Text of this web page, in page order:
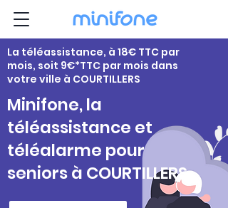
La téléassistance, à 18€ TTC par
mois, soit 9€*TTC par mois dans
votre ville à COURTILLERS
Minifone, la
téléassistance et
téléalarme pour
seniors à COURTILLERS